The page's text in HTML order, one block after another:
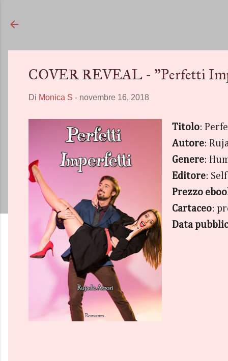
COVER REVEAL - "Perfetti
Di Monica S - novembre 16, 2018
Titolo:
Autore:
Genere:
Editore:
Prezzo
Cartaceo:
Data